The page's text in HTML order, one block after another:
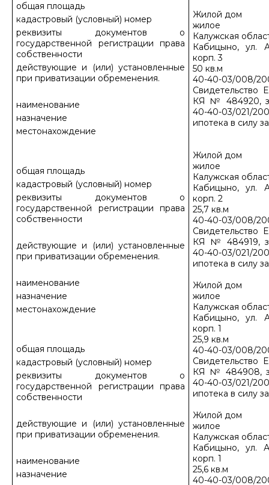
общая площадь
кадастровый (условный) номер
реквизиты документов о
государственной регистрации права
собственности
действующие и (или) установленные
при приватизации обременения.
наименование
назначение
местонахождение
общая площадь
кадастровый (условный) номер
реквизиты документов о
государственной регистрации права
собственности
действующие и (или) установленные
при приватизации обременения.
наименование
назначение
местонахождение
общая площадь
кадастровый (условный) номер
реквизиты документов о
государственной регистрации права
собственности
действующие и (или) установленные
при приватизации обременения.
наименование
назначение
Жилой дом
жилое
Калужская
Кабицыно, ул.
корп. 3
50 кв.м
40-40-03/008/
Свидетельство
КЯ № 484920,
40-40-03/021/
ипотека в силу
Жилой дом
жилое
Калужская
Кабицыно, ул.
корп. 2
25,7 кв.м
40-40-03/008/
Свидетельство
КЯ № 484919,
40-40-03/021/
ипотека в силу
Жилой дом
жилое
Калужская
Кабицыно, ул.
корп. 1
25,9 кв.м
40-40-03/008/
Свидетельство
КЯ № 484908,
40-40-03/021/
ипотека в силу
Жилой дом
жилое
Калужская
Кабицыно, ул.
корп. 1
25,6 кв.м
40-40-03/008/